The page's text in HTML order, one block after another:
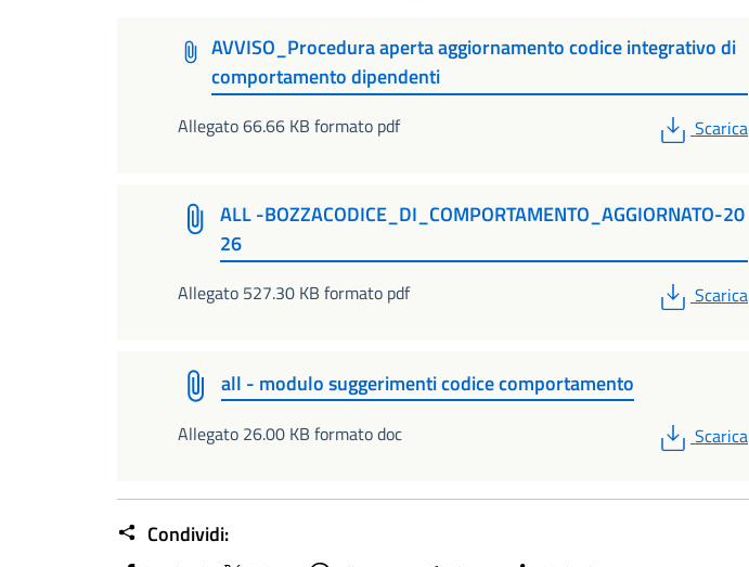
AVVISO_Procedura aperta aggiornamento codice integrativo di
comportamento dipendenti
Allegato 66.66 KB formato pdf PDF
Scarica
ALL -BOZZACODICE_DI_COMPORTAMENTO_AGGIORNATO-20
26
Allegato 527.30 KB formato pdf PDF
Scarica
all - modulo suggerimenti codice comportamento
Allegato 26.00 KB formato doc PDF
Scarica
Condividi: